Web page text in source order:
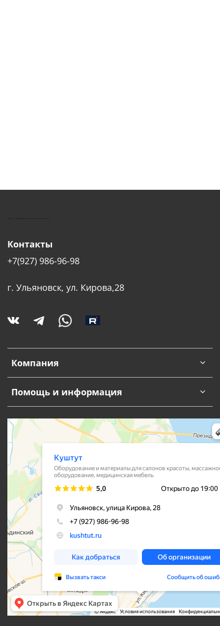
КУШТУТ - ОБОРУДОВАНИЕ ДЛЯ САЛОНОВ КРАСОТЫ
Компания
Помощь и информация
Контакты
+7(927) 986-96-98
г. Ульяновск, ул. Кирова,28